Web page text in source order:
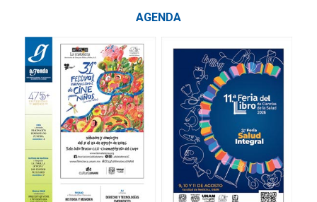
AGENDA